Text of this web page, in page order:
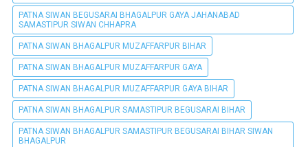
PATNA SIWAN BEGUSARAI BHAGALPUR GAYA JAHANABAD
SAMASTIPUR SIWAN CHHAPRA
PATNA SIWAN BHAGALPUR MUZAFFARPUR BIHAR
PATNA SIWAN BHAGALPUR MUZAFFARPUR GAYA
PATNA SIWAN BHAGALPUR MUZAFFARPUR GAYA BIHAR
PATNA SIWAN BHAGALPUR SAMASTIPUR BEGUSARAI BIHAR
PATNA SIWAN BHAGALPUR SAMASTIPUR BEGUSARAI BIHAR SIWAN
BHAGALPUR